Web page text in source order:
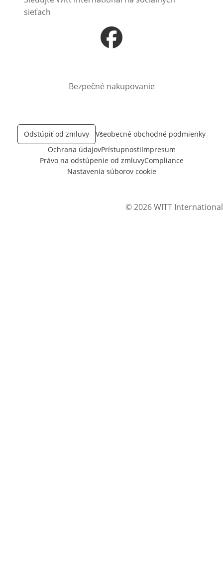
sieťach
Otvorí sa vnovom okne
Bezpečné nakupovanie
Odstúpiť od zmluvy
Všeobecné obchodné podmienky
Ochrana údajovPrístupnostiImpresum
Právo na odstúpenie od zmluvyCompliance
Nastavenia súborov cookie
© 2026 WITT International